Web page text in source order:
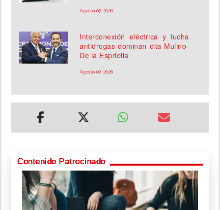
Agosto 07, 2026
Interconexión eléctrica y lucha
antidrogas dominan cita Mulino-
De la Espriella
Agosto 07, 2026
Contenido Patrocinado